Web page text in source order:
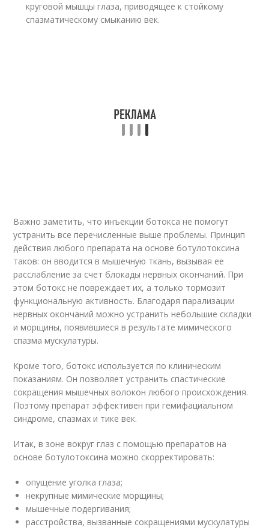
круговой мышцы глаза, приводящее к стойкому
спазматическому смыканию век.
Важно заметить, что инъекции ботокса не помогут
устранить все перечисленные выше проблемы. Принцип
действия любого препарата на основе ботулотоксина
таков: он вводится в мышечную ткань, вызывая ее
расслабление за счет блокады нервных окончаний. При
этом ботокс не повреждает их, а только тормозит
функциональную активность. Благодаря парализации
нервных окончаний можно устранить небольшие складки
и морщины, появившиеся в результате мимического
спазма мускулатуры.
Кроме того, ботокс используется по клиническим
показаниям. Он позволяет устранить спастические
сокращения мышечных волокон любого происхождения.
Поэтому препарат эффективен при гемифациальном
синдроме, спазмах и тике век.
Итак, в зоне вокруг глаз с помощью препаратов на
основе ботулотоксина можно скорректировать:
опущение уголка глаза;
некрупные мимические морщины;
мышечные подергивания;
расстройства, вызванные сокращениями мускулатуры